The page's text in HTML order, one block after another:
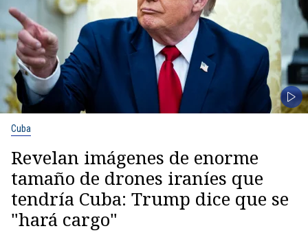
Cuba
Revelan imágenes de enorme
tamaño de drones iraníes que
tendría Cuba: Trump dice que se
"hará cargo"